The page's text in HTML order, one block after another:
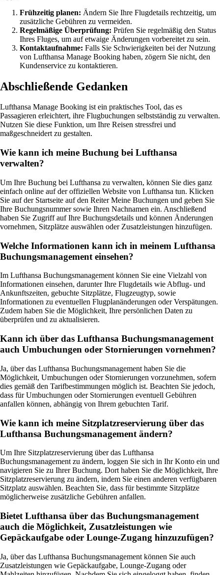
Frühzeitig planen: Ändern Sie Ihre Flugdetails rechtzeitig, um
zusätzliche Gebühren zu vermeiden.
Regelmäßige Überprüfung: Prüfen Sie regelmäßig den Status
Ihres Fluges, um auf etwaige Änderungen vorbereitet zu sein.
Kontaktaufnahme: Falls Sie Schwierigkeiten bei der Nutzung
von Lufthansa Manage Booking haben, zögern Sie nicht, den
Kundenservice zu kontaktieren.
Abschließende Gedanken
Lufthansa Manage Booking ist ein praktisches Tool, das es
Passagieren erleichtert, ihre Flugbuchungen selbstständig zu verwalten.
Nutzen Sie diese Funktion, um Ihre Reisen stressfrei und
maßgeschneidert zu gestalten.
Wie kann ich meine Buchung bei Lufthansa
verwalten?
Um Ihre Buchung bei Lufthansa zu verwalten, können Sie dies ganz
einfach online auf der offiziellen Website von Lufthansa tun. Klicken
Sie auf der Startseite auf den Reiter Meine Buchungen und geben Sie
Ihre Buchungsnummer sowie Ihren Nachnamen ein. Anschließend
haben Sie Zugriff auf Ihre Buchungsdetails und können Änderungen
vornehmen, Sitzplätze auswählen oder Zusatzleistungen hinzufügen.
Welche Informationen kann ich in meinem Lufthansa
Buchungsmanagement einsehen?
Im Lufthansa Buchungsmanagement können Sie eine Vielzahl von
Informationen einsehen, darunter Ihre Flugdetails wie Abflug- und
Ankunftszeiten, gebuchte Sitzplätze, Flugzeugtyp, sowie
Informationen zu eventuellen Flugplanänderungen oder Verspätungen.
Zudem haben Sie die Möglichkeit, Ihre persönlichen Daten zu
überprüfen und zu aktualisieren.
Kann ich über das Lufthansa Buchungsmanagement
auch Umbuchungen oder Stornierungen vornehmen?
Ja, über das Lufthansa Buchungsmanagement haben Sie die
Möglichkeit, Umbuchungen oder Stornierungen vorzunehmen, sofern
dies gemäß den Tarifbestimmungen möglich ist. Beachten Sie jedoch,
dass für Umbuchungen oder Stornierungen eventuell Gebühren
anfallen können, abhängig von Ihrem gebuchten Tarif.
Wie kann ich meine Sitzplatzreservierung über das
Lufthansa Buchungsmanagement ändern?
Um Ihre Sitzplatzreservierung über das Lufthansa
Buchungsmanagement zu ändern, loggen Sie sich in Ihr Konto ein und
navigieren Sie zu Ihrer Buchung. Dort haben Sie die Möglichkeit, Ihre
Sitzplatzreservierung zu ändern, indem Sie einen anderen verfügbaren
Sitzplatz auswählen. Beachten Sie, dass für bestimmte Sitzplätze
möglicherweise zusätzliche Gebühren anfallen.
Bietet Lufthansa über das Buchungsmanagement
auch die Möglichkeit, Zusatzleistungen wie
Gepäckaufgabe oder Lounge-Zugang hinzuzufügen?
Ja, über das Lufthansa Buchungsmanagement können Sie auch
Zusatzleistungen wie Gepäckaufgabe, Lounge-Zugang oder